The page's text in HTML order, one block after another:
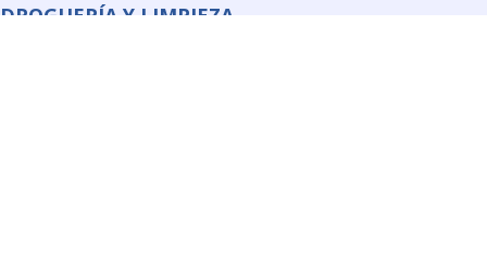
DROGUERÍA Y LIMPIEZA